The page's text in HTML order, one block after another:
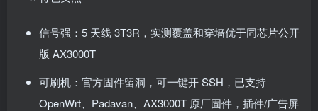
信号强：5 天线 3T3R，实测覆盖和穿墙优于同芯片公开
版 AX3000T
可刷机：官方固件留洞，可一键开 SSH，已支持
OpenWrt、Padavan、AX3000T 原厂固件，插件/广告屏